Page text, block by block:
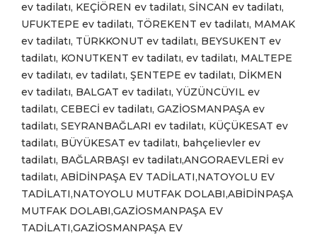
ev tadilatı, KEÇİÖREN ev tadilatı, SİNCAN ev tadilatı,
UFUKTEPE ev tadilatı, TÖREKENT ev tadilatı, MAMAK
ev tadilatı, TÜRKKONUT ev tadilatı, BEYSUKENT ev
tadilatı, KONUTKENT ev tadilatı, ev tadilatı, MALTEPE
ev tadilatı, ev tadilatı, ŞENTEPE ev tadilatı, DİKMEN
ev tadilatı, BALGAT ev tadilatı, YÜZÜNCÜYIL ev
tadilatı, CEBECİ ev tadilatı, GAZİOSMANPAŞA ev
tadilatı, SEYRANBAĞLARI ev tadilatı, KÜÇÜKESAT ev
tadilatı, BÜYÜKESAT ev tadilatı, bahçelievler ev
tadilatı, BAĞLARBAŞI ev tadilatı,ANGORAEVLERİ ev
tadilatı, ABİDİNPAŞA EV TADİLATI,NATOYOLU EV
TADİLATI,NATOYOLU MUTFAK DOLABI,ABİDİNPAŞA
MUTFAK DOLABI,GAZİOSMANPAŞA EV
TADİLATI,GAZİOSMANPAŞA EV